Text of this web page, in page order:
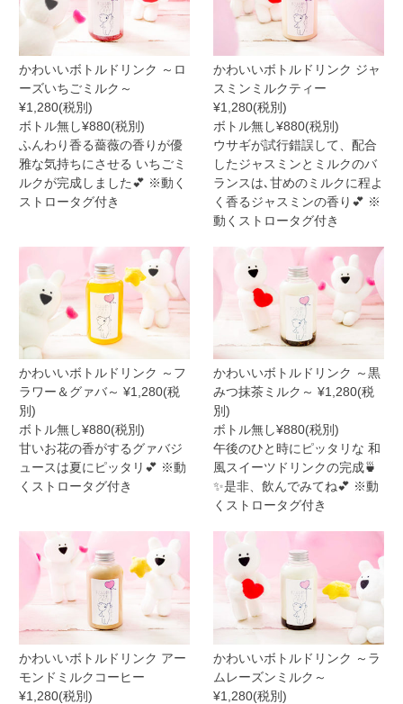
かわいいボトルドリンク ～ロ
ーズいちごミルク～
¥1,280(税別)
ボトル無し¥880(税別)
ふんわり香る薔薇の香りが優
雅な気持ちにさせる いちごミ
ルクが完成しました💕 ※動く
ストロータグ付き
かわいいボトルドリンク ジャ
スミンミルクティー
¥1,280(税別)
ボトル無し¥880(税別)
ウサギが試行錯誤して、配合
したジャスミンとミルクのバ
ランスは､甘めのミルクに程よ
く香るジャスミンの香り💕 ※
動くストロータグ付き
かわいいボトルドリンク ～フ
ラワー＆グァバ～ ¥1,280(税
別)
ボトル無し¥880(税別)
甘いお花の香がするグァバジ
ュースは夏にピッタリ💕 ※動
くストロータグ付き
かわいいボトルドリンク ～黒
みつ抹茶ミルク～ ¥1,280(税
別)
ボトル無し¥880(税別)
午後のひと時にピッタリな 和
風スイーツドリンクの完成🍵
✨是非、飲んでみてね💕 ※動
くストロータグ付き
かわいいボトルドリンク アー
モンドミルクコーヒー
¥1,280(税別)
かわいいボトルドリンク ～ラ
ムレーズンミルク～
¥1,280(税別)